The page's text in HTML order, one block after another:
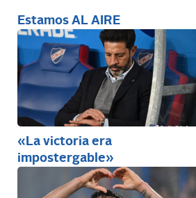
Estamos AL AIRE
«La victoria era
impostergable»